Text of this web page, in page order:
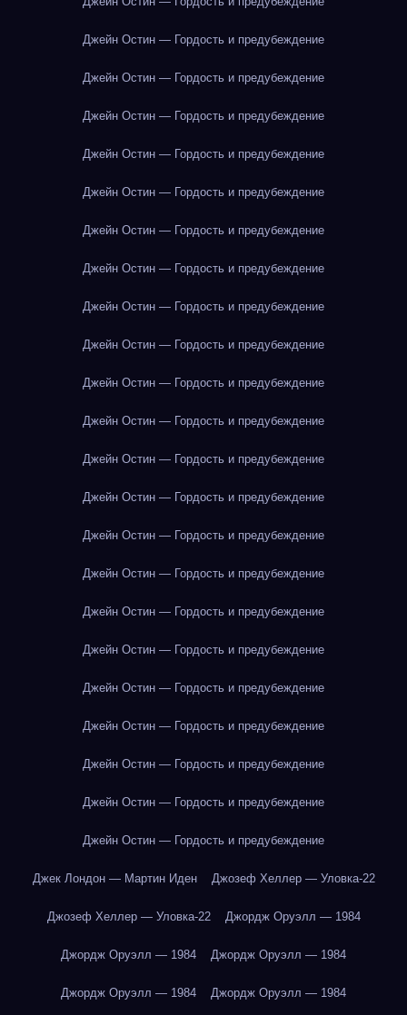
Джейн Остин — Гордость и предубеждение
Джейн Остин — Гордость и предубеждение
Джейн Остин — Гордость и предубеждение
Джейн Остин — Гордость и предубеждение
Джейн Остин — Гордость и предубеждение
Джейн Остин — Гордость и предубеждение
Джейн Остин — Гордость и предубеждение
Джейн Остин — Гордость и предубеждение
Джейн Остин — Гордость и предубеждение
Джейн Остин — Гордость и предубеждение
Джейн Остин — Гордость и предубеждение
Джейн Остин — Гордость и предубеждение
Джейн Остин — Гордость и предубеждение
Джейн Остин — Гордость и предубеждение
Джейн Остин — Гордость и предубеждение
Джейн Остин — Гордость и предубеждение
Джейн Остин — Гордость и предубеждение
Джейн Остин — Гордость и предубеждение
Джейн Остин — Гордость и предубеждение
Джейн Остин — Гордость и предубеждение
Джейн Остин — Гордость и предубеждение
Джейн Остин — Гордость и предубеждение
Джек Лондон — Мартин Иден Джозеф Хеллер — Уловка-22
Джозеф Хеллер — Уловка-22 Джордж Оруэлл — 1984
Джордж Оруэлл — 1984 Джордж Оруэлл — 1984
Джордж Оруэлл — 1984 Джордж Оруэлл — 1984